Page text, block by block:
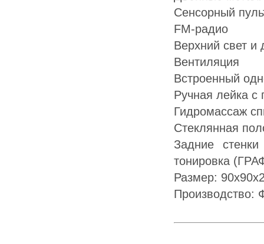
Сенсорный
FM-радио
Верхний свет и
Вентиляция
Встроенный
Ручная лейка с
Гидромассаж
Стеклянная
Задние
тонировка
Размер:
Производство: